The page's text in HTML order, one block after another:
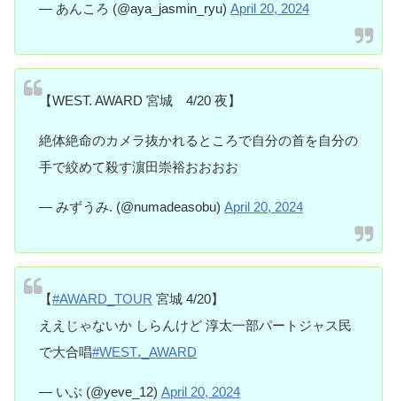
— あんころ (@aya_jasmin_ryu) April 20, 2024
【WEST. AWARD 宮城 4/20 夜】
絶体絶命のカメラ抜かれるところで自分の首を自分の
手で絞めて殺す濵田崇裕おおおお
— みずうみ. (@numadeasobu) April 20, 2024
【#AWARD_TOUR 宮城 4/20】
ええじゃないか しらんけど 淳太一部パートジャス民
で大合唱#WESTꓸ_AWARD
— いぶ (@yeve_12) April 20, 2024